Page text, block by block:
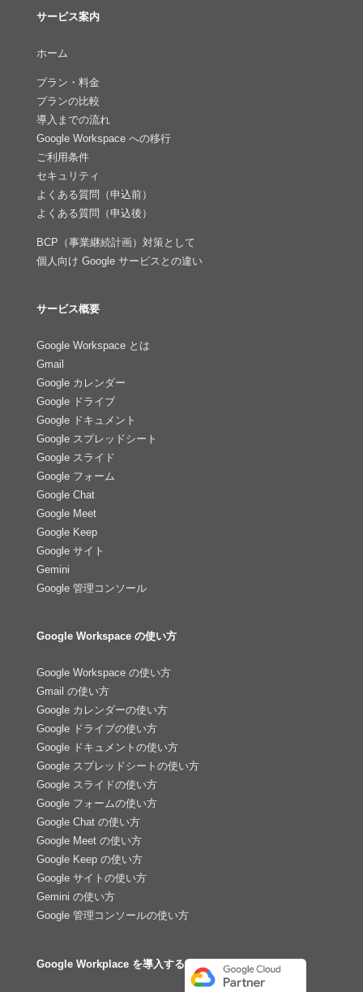
サービス案内
ホーム
プラン・料金
プランの比較
導入までの流れ
Google Workspace への移行
ご利用条件
セキュリティ
よくある質問（申込前）
よくある質問（申込後）
BCP（事業継続計画）対策として
個人向け Google サービスとの違い
サービス概要
Google Workspace とは
Gmail
Google カレンダー
Google ドライブ
Google ドキュメント
Google スプレッドシート
Google スライド
Google フォーム
Google Chat
Google Meet
Google Keep
Google サイト
Gemini
Google 管理コンソール
Google Workspace の使い方
Google Workspace の使い方
Gmail の使い方
Google カレンダーの使い方
Google ドライブの使い方
Google ドキュメントの使い方
Google スプレッドシートの使い方
Google スライドの使い方
Google フォームの使い方
Google Chat の使い方
Google Meet の使い方
Google Keep の使い方
Google サイトの使い方
Gemini の使い方
Google 管理コンソールの使い方
Google Workplace を導入する